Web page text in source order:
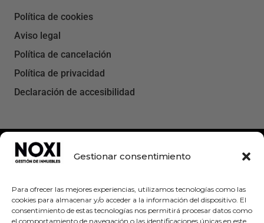
Gestionar consentimiento
Para ofrecer las mejores experiencias, utilizamos tecnologías como las
cookies para almacenar y/o acceder a la información del dispositivo. El
consentimiento de estas tecnologías nos permitirá procesar datos como
el comportamiento de navegación o las identificaciones únicas en este
Política de cookies
Aviso legal
Política de cancelación
Política de privacidad
Declaración de accesibilidad